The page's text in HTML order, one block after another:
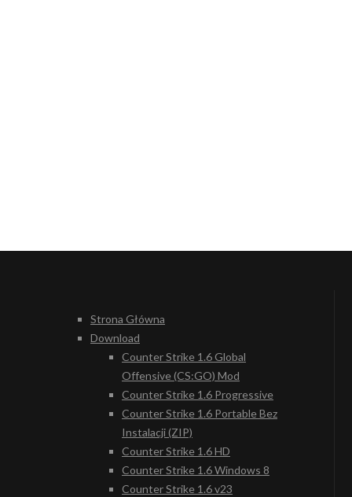
Strona Główna
Download
Counter Strike 1.6 Global
Offensive (CS:GO) Mod
Counter Strike 1.6 Progressive
Counter Strike 1.6 Portable Bez
Instalacji (ZIP)
Counter Strike 1.6 HD
Counter Strike 1.6 Windows 8
Counter Strike 1.6 v23